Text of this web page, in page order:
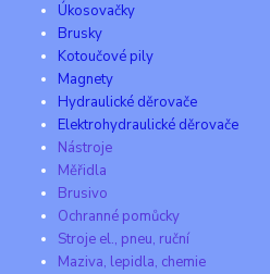
Úkosovačky
Brusky
Kotoučové pily
Magnety
Hydraulické děrovače
Elektrohydraulické děrovače
Nástroje
Měřidla
Brusivo
Ochranné pomůcky
Stroje el., pneu, ruční
Maziva, lepidla, chemie